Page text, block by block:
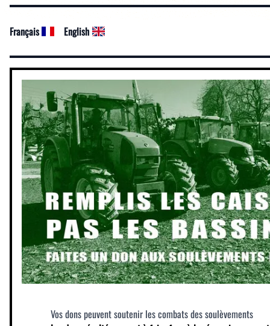
Français English
Vos dons peuvent soutenir les combats des soulèvements